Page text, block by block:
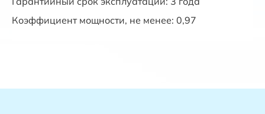
Коэффициент мощности, не менее: 0,97